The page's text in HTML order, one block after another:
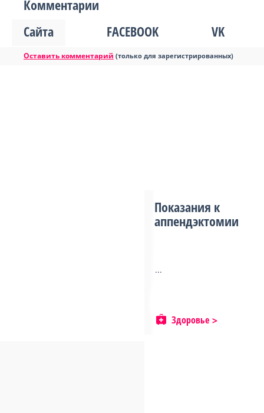
Комментарии
Сайта
FACEBOOK VK
Оставить комментарий (только для зарегистрированных)
Показания к
аппендэктомии
...
Здоровье